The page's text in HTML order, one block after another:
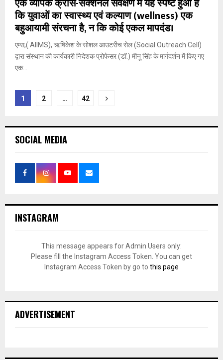
कि युवाओं का स्वास्थ्य एवं कल्याण (wellness) एक
बहुआयामी संरचना है, न कि कोई एकल मापदंड।
एम्स,( AIIMS), ऋषिकेश के सोशल आउटरीच सेल (Social Outreach Cell)
द्वारा संस्थान की कार्यकारी निदेशक प्रोफेसर (डॉ.) मीनू सिंह के मार्गदर्शन में किए गए
एक...
Posts
1 2 … 42
SOCIAL MEDIA
INSTAGRAM
This message appears for Admin Users only:
Please fill the Instagram Access Token. You can get
Instagram Access Token by go to this page
ADVERTISEMENT